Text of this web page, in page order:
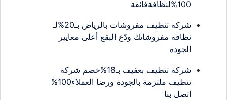
100%لنظافةفائقة
شركة تنظيف مفروشات بالرياض بـ20%لـ
نظافة مفروشاتك ودّع البقع أعلى معايير
الجودة
شركة تنظيف بعفيف بـ18%خصم شركة
تنظيف ملتزمة بالجودة ورضا العملاء100%
اتصل بنا